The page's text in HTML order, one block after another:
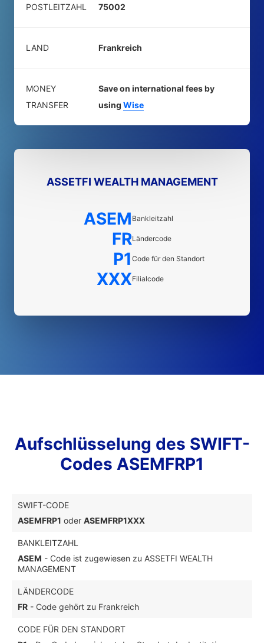
POSTLEITZAHL 75002
LAND Frankreich
MONEY
TRANSFER
Save on international fees by
using Wise
ASSETFI WEALTH MANAGEMENT
ASEM Bankleitzahl
FRLändercode
P1 Code für den Standort
XXXFilialcode
Aufschlüsselung des SWIFT-
Codes ASEMFRP1
SWIFT-CODE
ASEMFRP1 oder ASEMFRP1XXX
BANKLEITZAHL
ASEM - Code ist zugewiesen zu ASSETFI WEALTH
MANAGEMENT
LÄNDERCODE
FR - Code gehört zu Frankreich
CODE FÜR DEN STANDORT